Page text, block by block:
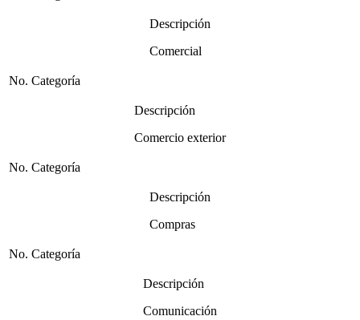
Descripción
Comercial
No. Categoría
Descripción
Comercio exterior
No. Categoría
Descripción
Compras
No. Categoría
Descripción
Comunicación